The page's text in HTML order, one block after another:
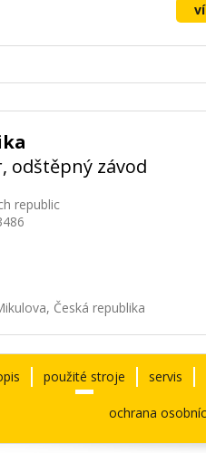
odštěpný závod
republic
Česká republika
použité stroje servis
ochrana